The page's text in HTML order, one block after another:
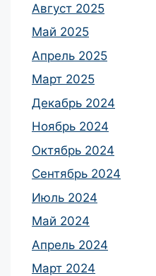
Август 2025
Май 2025
Апрель 2025
Март 2025
Декабрь 2024
Ноябрь 2024
Октябрь 2024
Сентябрь 2024
Июль 2024
Май 2024
Апрель 2024
Март 2024